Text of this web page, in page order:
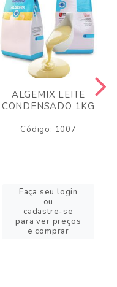
ALGEMIX LEITE
CONDENSADO 1KG
Código: 1007
Faça seu login
ou
cadastre-se
para ver preços
e comprar